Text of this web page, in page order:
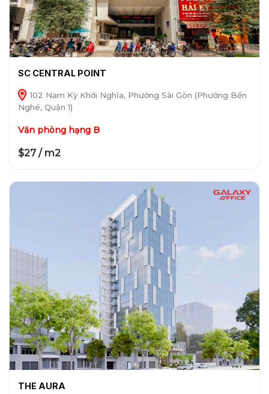
SC CENTRAL POINT
102 Nam Kỳ Khởi Nghĩa, Phường Sài Gòn (Phường Bến
Nghé, Quận 1)
Văn phòng hạng B
$27 / m2
THE AURA